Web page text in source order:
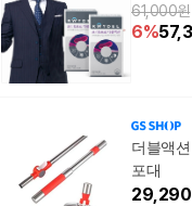
61,000원
6%
더블액
포대
29,290